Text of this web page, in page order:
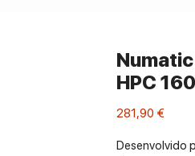
HPC
281,90 €
Desenvolvido